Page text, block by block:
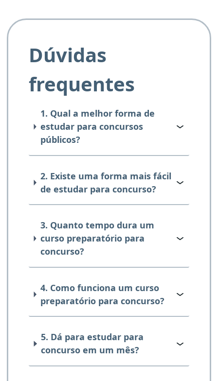
Dúvidas
frequentes
1. Qual a melhor forma de
estudar para concursos
públicos?
2. Existe uma forma mais fácil
de estudar para concurso?
3. Quanto tempo dura um
curso preparatório para
concurso?
4. Como funciona um curso
preparatório para concurso?
5. Dá para estudar para
concurso em um mês?